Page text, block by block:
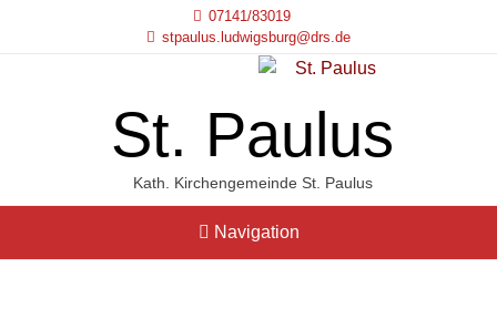
07141/83019
stpaulus.ludwigsburg@drs.de
St. Paulus
Kath. Kirchengemeinde St. Paulus
Navigation